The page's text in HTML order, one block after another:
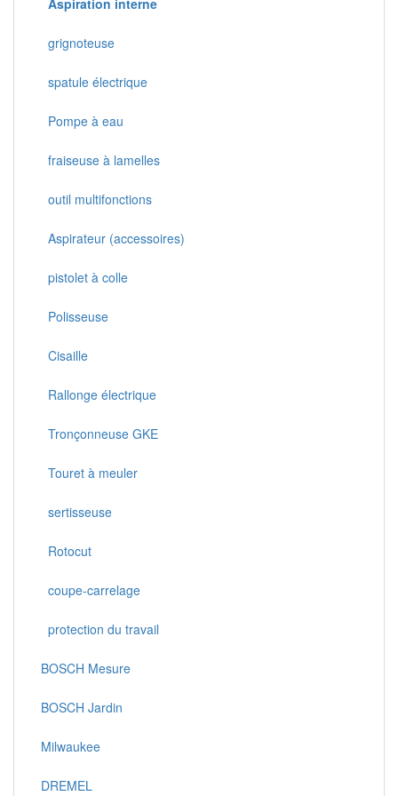
Aspiration interne
grignoteuse
spatule électrique
Pompe à eau
fraiseuse à lamelles
outil multifonctions
Aspirateur (accessoires)
pistolet à colle
Polisseuse
Cisaille
Rallonge électrique
Tronçonneuse GKE
Touret à meuler
sertisseuse
Rotocut
coupe-carrelage
protection du travail
BOSCH Mesure
BOSCH Jardin
Milwaukee
DREMEL